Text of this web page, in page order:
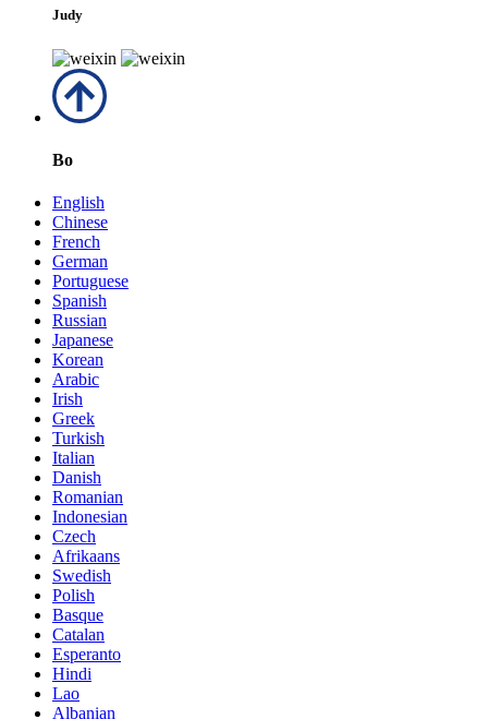
Judy
Bo
English
Chinese
French
German
Portuguese
Spanish
Russian
Japanese
Korean
Arabic
Irish
Greek
Turkish
Italian
Danish
Romanian
Indonesian
Czech
Afrikaans
Swedish
Polish
Basque
Catalan
Esperanto
Hindi
Lao
Albanian